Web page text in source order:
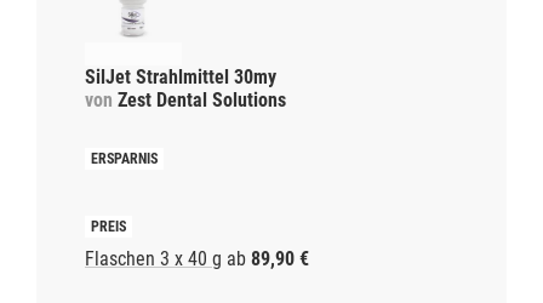
SilJet Strahlmittel 30my
von Zest Dental Solutions
Flaschen 3 x 40 g ab 89,90 €